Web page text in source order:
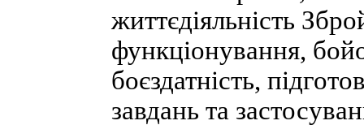
життєдіяльність
функціонування,
боєздатність,
завдань та